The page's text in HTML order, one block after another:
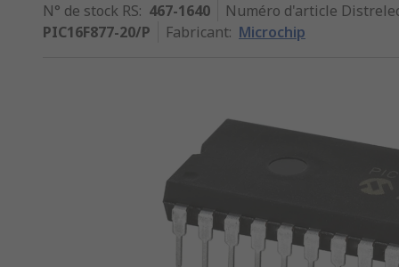
N° de stock RS: 467-1640 Numéro d'article
PIC16F877-20/P
Fabricant: Microchip